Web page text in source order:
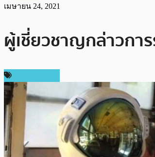
เมษายน 24, 2021
ผู้เชี่ยวชาญกล่าวกา